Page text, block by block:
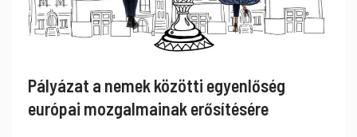
Pályázat a nemek közötti egyenlőség
európai mozgalmainak erősítésére